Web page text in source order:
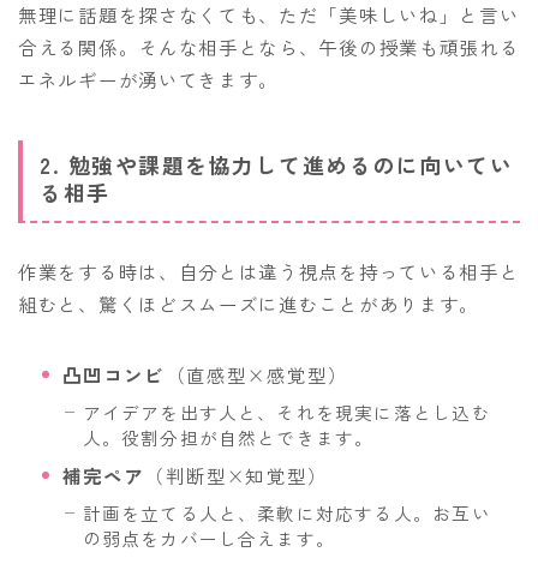
無理に話題を探さなくても、ただ「美味しいね」と言い
合える関係。そんな相手となら、午後の授業も頑張れる
エネルギーが湧いてきます。
2. 勉強や課題を協力して進めるのに向いてい
る相手
作業をする時は、自分とは違う視点を持っている相手と
組むと、驚くほどスムーズに進むことがあります。
凸凹コンビ （直感型×感覚型）
アイデアを出す人と、それを現実に落とし込む
人。役割分担が自然とできます。
補完ペア （判断型×知覚型）
計画を立てる人と、柔軟に対応する人。お互い
の弱点をカバーし合えます。